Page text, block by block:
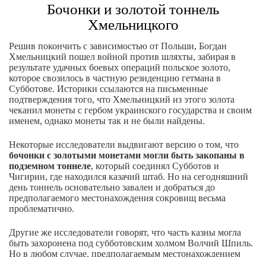
Бочонки и золотой тоннель
Хмельницкого
Решив покончить с зависимостью от Польши, Богдан
Хмельницкий пошел войной против шляхты, забирая в
результате удачных боевых операций польское золото,
которое свозилось в частную резиденцию гетмана в
Субботове. Историки ссылаются на письменные
подтверждения того, что Хмельницкий из этого золота
чеканил монеты с гербом украинского государства и своим
именем, однако монеты так и не были найдены.
Некоторые исследователи выдвигают версию о том, что
бочонки с золотыми монетами могли быть закопаны в
подземном тоннеле, который соединял Субботов и
Чигирин, где находился казачий штаб. Но на сегодняшний
день тоннель основательно завален и добраться до
предполагаемого местонахождения сокровищ весьма
проблематично.
Другие же исследователи говорят, что часть казны могла
быть захоронена под субботовским холмом Волчий Шпиль.
Но в любом случае, предполагаемым местонахождением